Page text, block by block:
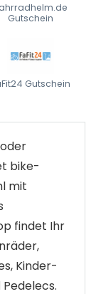
Gutschein
Gutschein
bike-
mit
findet Ihr
Kinder-